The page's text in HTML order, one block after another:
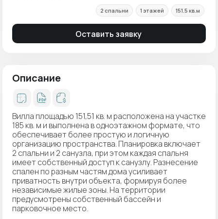
2 спальни 1 этажей 151.5 кв.м
Оставить заявку
Описание
Вилла площадью 151,51 кв. м расположена на участке
185 кв. м и выполнена в одноэтажном формате, что
обеспечивает более простую и логичную
организацию пространства. Планировка включает
2 спальни и 2 санузла, при этом каждая спальня
имеет собственный доступ к санузлу. Разнесение
спален по разным частям дома усиливает
приватность внутри объекта, формируя более
независимые жилые зоны. На территории
предусмотрены собственный бассейн и
парковочное место.